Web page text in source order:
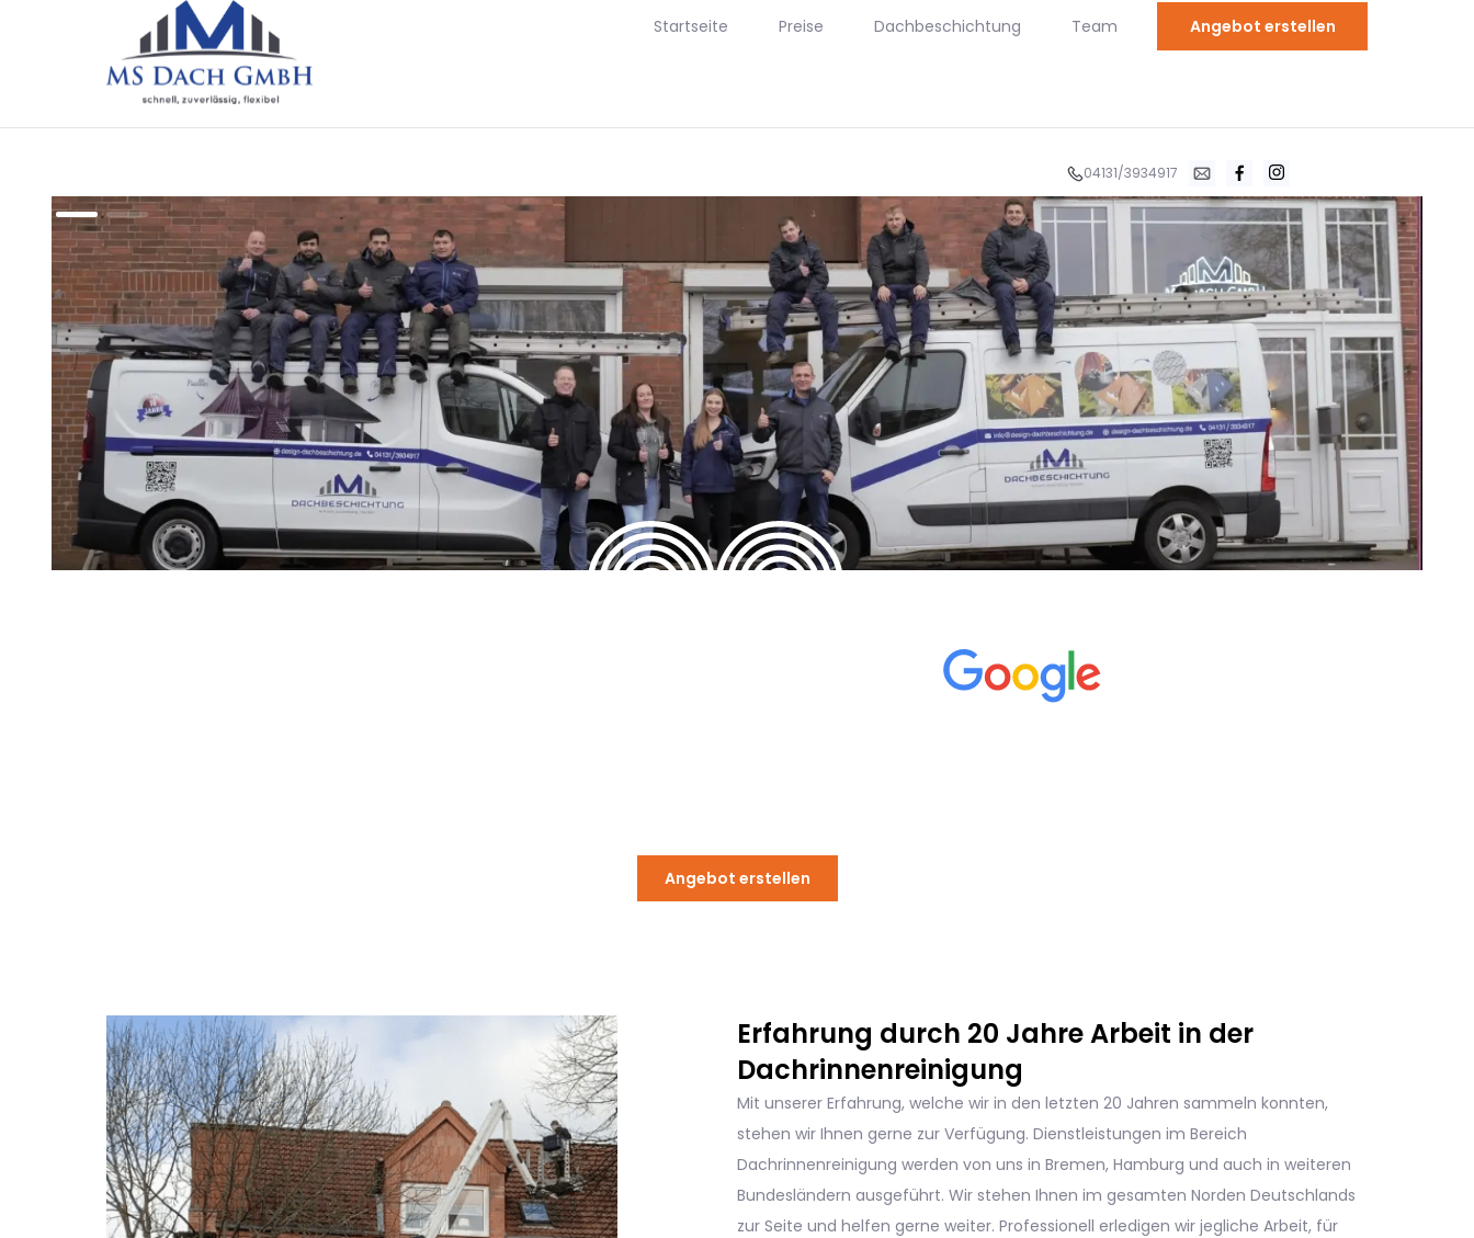
Startseite Preise Dachbeschichtung Team Angebot erstellen
04131/3934917
Angebot erstellen
Erfahrung durch 20 Jahre Arbeit in der
Dachrinnenreinigung
Mit unserer Erfahrung, welche wir in den letzten 20 Jahren sammeln konnten,
stehen wir Ihnen gerne zur Verfügung. Dienstleistungen im Bereich
Dachrinnenreinigung werden von uns in Bremen, Hamburg und auch in weiteren
Bundesländern ausgeführt. Wir stehen Ihnen im gesamten Norden Deutschlands
zur Seite und helfen gerne weiter. Professionell erledigen wir jegliche Arbeit, für